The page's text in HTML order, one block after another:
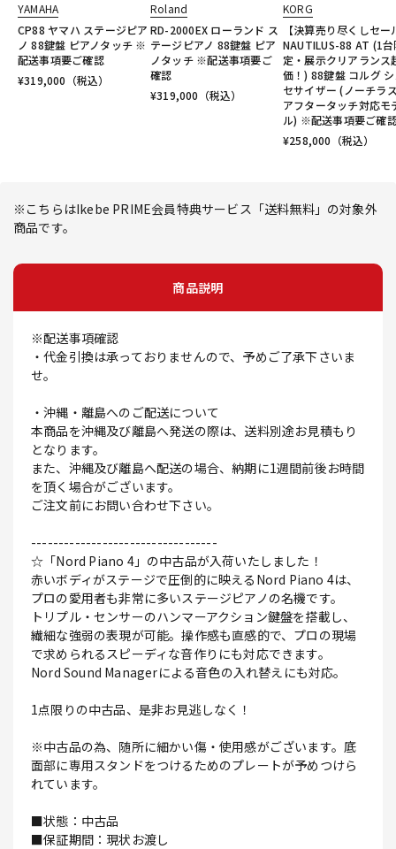
YAMAHA
CP88 ヤマハ ステージピア
ノ 88鍵盤 ピアノタッチ ※
配送事項要ご確認
¥319,000 （税込）
Roland
RD-2000EX ローランド ス
テージピアノ 88鍵盤 ピア
ノタッチ ※配送事項要ご
確認
¥319,000 （税込）
KORG
【決算売り尽くしセー
NAUTILUS-88 AT (1台
定・展示クリアランス
価！) 88鍵盤 コルグ
セサイザー (ノーチラ
アフタータッチ対応モ
ル) ※配送事項要ご確
¥258,000 （税込）
※こちらはIkebe PRIME会員特典サービス「送料無料」の対象外
商品です。
商品説明
※配送事項確認
・代金引換は承っておりませんので、予めご了承下さいま
せ。
・沖縄・離島へのご配送について
本商品を沖縄及び離島へ発送の際は、送料別途お見積もり
となります。
また、沖縄及び離島へ配送の場合、納期に1週間前後お時間
を頂く場合がございます。
ご注文前にお問い合わせ下さい。
----------------------------------
☆「Nord Piano 4」の中古品が入荷いたしました！
赤いボディがステージで圧倒的に映えるNord Piano 4は、
プロの愛用者も非常に多いステージピアノの名機です。
トリプル・センサーのハンマーアクション鍵盤を搭載し、
繊細な強弱の表現が可能。操作感も直感的で、プロの現場
で求められるスピーディな音作りにも対応できます。
Nord Sound Managerによる音色の入れ替えにも対応。
1点限りの中古品、是非お見逃しなく！
※中古品の為、随所に細かい傷・使用感がございます。底
面部に専用スタンドをつけるためのプレートが予めつけら
れています。
■状態：中古品
■保証期間：現状お渡し